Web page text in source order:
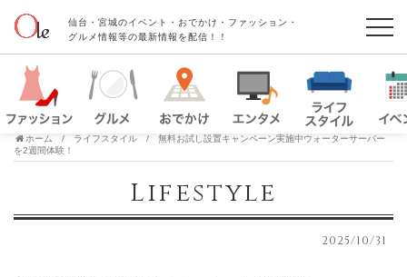
仙台・宮城のイベント・おでかけ・ファッション・
グルメ情報等の最新情報を配信！！
ホーム ライフスタイル
無料お試し設置キャンペーン実施中ウォーターサーバー
を2週間体験！
Lifestyle
2025/10/31